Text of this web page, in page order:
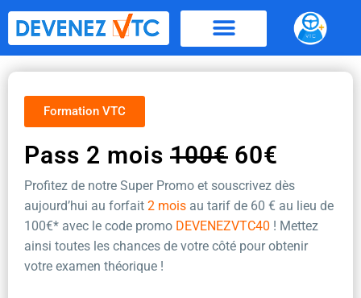
Aller
contenu
Formation VTC
Pass 2 mois 100€ 60€
Profitez de notre Super Promo et souscrivez dès
aujourd’hui au forfait 2 mois au tarif de 60 € au lieu de
100€* avec le code promo DEVENEZVTC40 ! Mettez
ainsi toutes les chances de votre côté pour obtenir
votre examen théorique !